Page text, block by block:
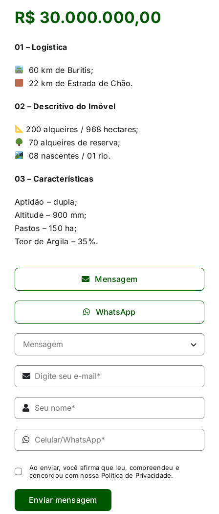
R$ 30.000.000,00
01 – Logística
60 km de Buritis;
22 km de Estrada de Chão.
02 – Descritivo do Imóvel
200 alqueires / 968 hectares;
70 alqueires de reserva;
08 nascentes / 01 rio.
03 – Características
Aptidão – dupla;
Altitude – 900 mm;
Pastos – 150 ha;
Teor de Argila – 35%.
Mensagem
WhatsApp
Ao enviar, você afirma que leu, compreendeu e
concordou com nossa Política de Privacidade.
Enviar mensagem